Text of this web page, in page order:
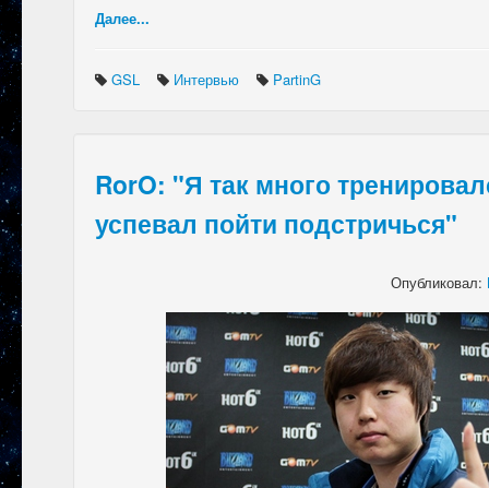
Далее...
GSL Интервью PartinG
RorO: "Я так много
успевал пойти подстричься"
Опубликовал: